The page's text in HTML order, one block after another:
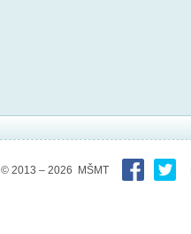
© 2013 – 2026 MŠMT